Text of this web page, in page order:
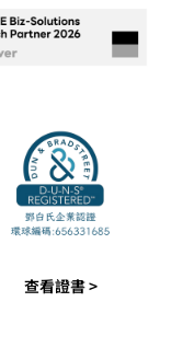
查看證書 >